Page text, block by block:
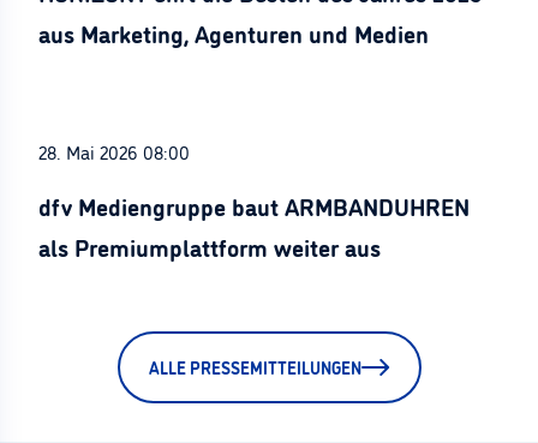
aus Marketing, Agenturen und Medien
28. Mai 2026 08:00
dfv Mediengruppe baut ARMBANDUHREN
als Premiumplattform weiter aus
ALLE PRESSEMITTEILUNGEN